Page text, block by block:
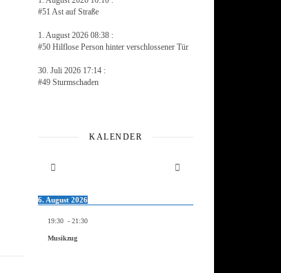
#51 Ast auf Straße
1. August 2026 08:38 :
#50 Hilflose Person hinter verschlossener Tür
30. Juli 2026 17:14 :
#49 Sturmschaden
KALENDER
6. August 2026
19:30 - 21:30
Musikzug